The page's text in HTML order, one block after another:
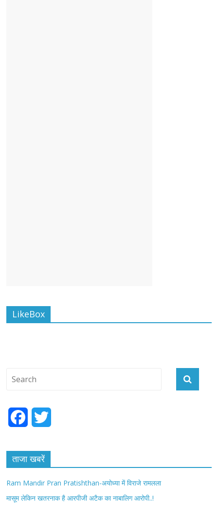
LikeBox
c
b
t
ताजा खबरें
Ram Mandir Pran Pratishthan-अयोध्या में विराजे रामलला
मासूम लेकिन खतरनाक है आरपीजी अटैक का नाबालिग आरोपी..!